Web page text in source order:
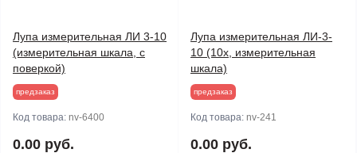
Лупа измерительная ЛИ 3-10
(измерительная шкала, с
поверкой)
предзаказ
Код товара: nv-6400
0.00 руб.
Лупа измерительная ЛИ-3-
10 (10х, измерительная
шкала)
предзаказ
Код товара: nv-241
0.00 руб.